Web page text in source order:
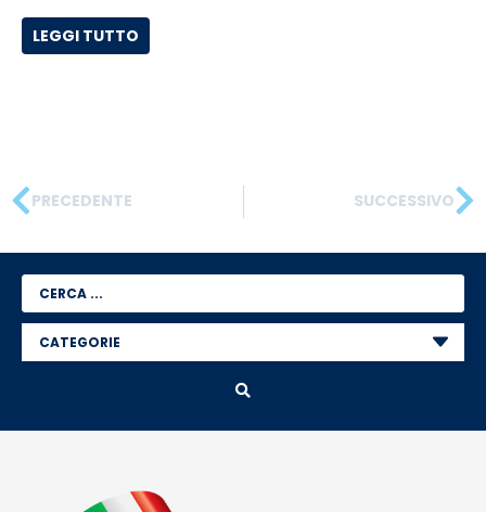
LEGGI TUTTO
PRECEDENTE SUCCESSIVO